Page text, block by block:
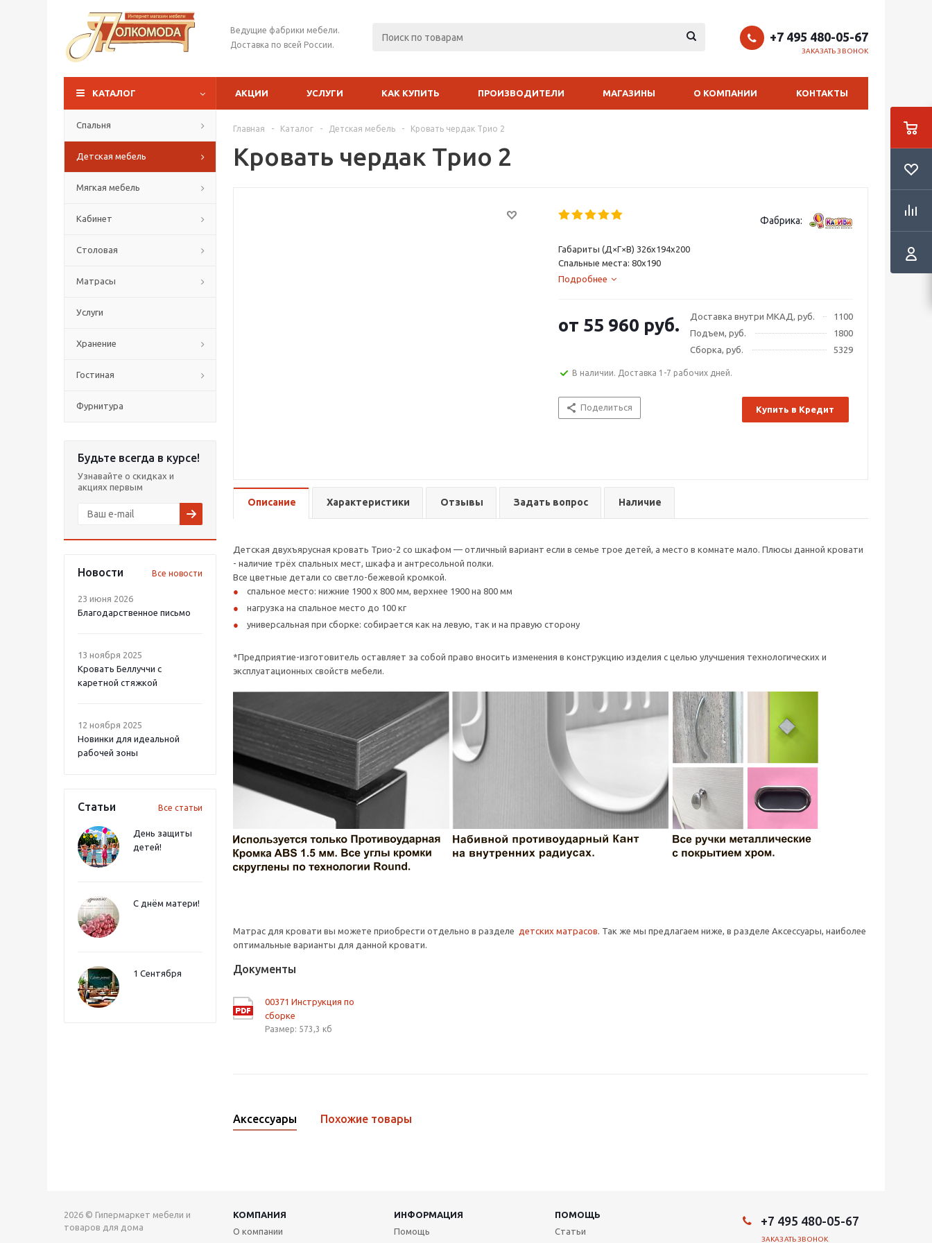
Ведущие фабрики мебели.
Доставка по всей России.
+7 495 480-05-67
ЗАКАЗАТЬ ЗВОНОК
КАТАЛОГ АКЦИИ УСЛУГИ КАК КУПИТЬ ПРОИЗВОДИТЕЛИ МАГАЗИНЫ О КОМПАНИИ КОНТАКТЫ
Спальня
Детская мебель
Мягкая мебель
Кабинет
Столовая
Матрасы
Услуги
Хранение
Гостиная
Фурнитура
Будьте всегда в курсе!
Узнавайте о скидках и
акциях первым
Новости Все новости
23 июня 2026
Благодарственное письмо
13 ноября 2025
Кровать Беллуччи с
каретной стяжкой
12 ноября 2025
Новинки для идеальной
рабочей зоны
Статьи Все статьи
День защиты
детей!
С днём матери!
1 Сентября
Главная - Каталог - Детская мебель - Кровать чердак Трио 2
Кровать чердак Трио 2
Фабрика:
Габариты (Д×Г×В) 326х194х200
Спальные места: 80х190
Подробнее
Доставка внутри МКАД, руб.
1100
Подъем, руб.
1800
Сборка, руб.
5329
от 55 960 руб.
В наличии. Доставка 1-7 рабочих дней.
Поделиться Купить в Кредит
Описание Характеристики Отзывы Задать вопрос Наличие
Детская двухъярусная кровать Трио-2 со шкафом — отличный вариант если в семье трое детей, а место в комнате мало. Плюсы данной кровати
- наличие трёх спальных мест, шкафа и антресольной полки.
Все цветные детали со светло-бежевой кромкой.
спальное место: нижние 1900 х 800 мм, верхнее 1900 на 800 мм
нагрузка на спальное место до 100 кг
универсальная при сборке: собирается как на левую, так и на правую сторону
*Предприятие-изготовитель оставляет за собой право вносить изменения в конструкцию изделия с целью улучшения технологических и
эксплуатационных свойств мебели.
Матрас для кровати вы можете приобрести отдельно в разделе детских матрасов. Так же мы предлагаем ниже, в разделе Аксессуары, наиболее
оптимальные варианты для данной кровати.
Документы
00371 Инструкция по
сборке
Размер: 573,3 кб
Аксессуары Похожие товары
2026 © Гипермаркет мебели и
товаров для дома
КОМПАНИЯ ИНФОРМАЦИЯ
ПОМОЩЬ
О компании
Помощь
Статьи
+7 495 480-05-67
ЗАКАЗАТЬ ЗВОНОК